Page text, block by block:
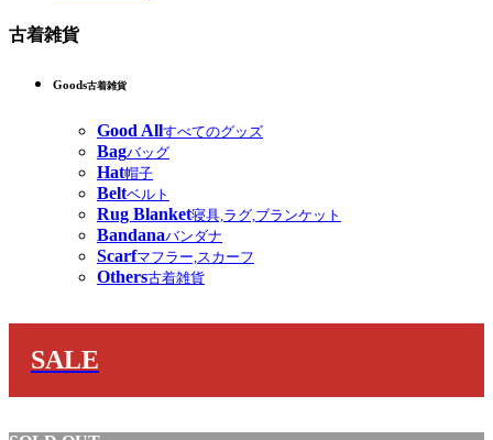
古着雑貨
Goods古着雑貨
Good Allすべてのグッズ
Bagバッグ
Hat帽子
Beltベルト
Rug Blanket寝具,ラグ,ブランケット
Bandanaバンダナ
Scarfマフラー,スカーフ
Others古着雑貨
SALE